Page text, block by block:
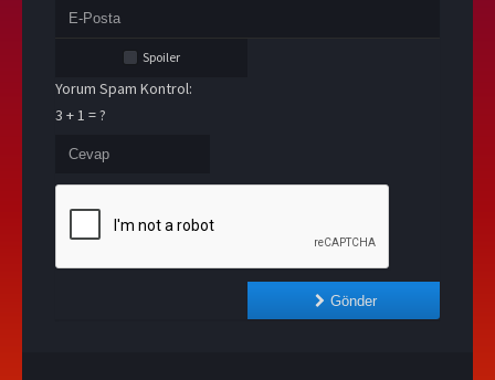
Spoiler
Yorum Spam Kontrol:
3 + 1 = ?
Gönder